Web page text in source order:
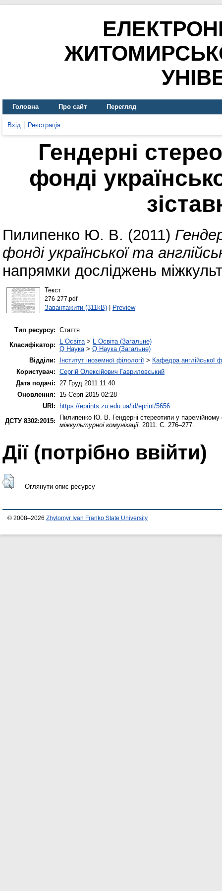
Головна Про сайт Перегляд
Вхід Реєстрація
Гендерні
фонді
Пилипенко Ю. В. (2011)
фонді української та
напрямки досліджень
Текст
276-277.pdf
Завантажити (311kB)| Preview
Тип ресурсу: Стаття
Класифікатор:
L Освіта> L Освіта (Загальне)
Q Наука> Q Наука (Загальне)
Відділи:
Інститут іноземної філології > Кафедра англійської
Користувач: Сергій Олексійович Гавриловський
Дата подачі: 27 Груд 2011 11:40
Оновлення:
15 Серп 2015 02:28
URI:
https://eprints.zu.edu.ua/id/eprint/5656
ДСТУ 8302:2015:
Пилипенко Ю. В. Гендерні стереотипи у
міжкультурної комунікації. 2011. С. 276–277.
Дії ​​(потрібно ввійти)
Оглянути опис ресурсу
© 2008–2026 Zhytomyr Ivan Franko State University